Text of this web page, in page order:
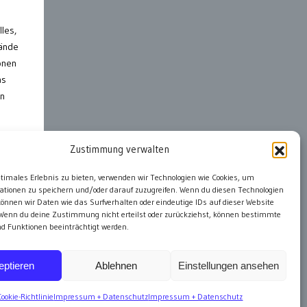
Zustimmung verwalten
Erlebnis zu bieten, verwenden wir Technologien wie Cookies, um
zu speichern und/oder darauf zuzugreifen. Wenn du diesen Technologien
wir Daten wie das Surfverhalten oder eindeutige IDs auf dieser Website
du deine Zustimmung nicht erteilst oder zurückziehst, können bestimmte
Funktionen beeinträchtigt werden.
Ablehnen Einstellungen ansehen
RichtlinieImpressum + DatenschutzImpressum + Datenschutz